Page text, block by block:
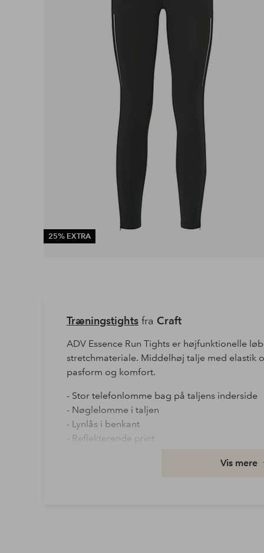
25% EXTRA
Træningstightsfra Craft
ADV Essence Run Tights er højfunktionelle
stretchmateriale. Middelhøj talje med elastik
pasform og komfort.
- Stor telefonlomme bag på taljens inderside
- Nøglelomme i taljen
- Lynlås i benkant
- Reflekterende print
Produktet indeholder genindvundetVis mere